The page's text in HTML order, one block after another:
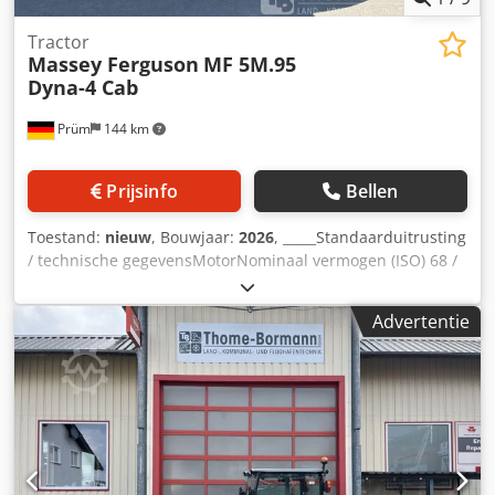
Prüm 144 km
Tractor
Massey Ferguson MF 5M.95
Dyna-4 Cab
Prijsinfo Bellen
Toestand: nieuw, Bouwjaar: 2026, _____Standaarduitrusting
/ technische gegevensMotorNominaal vermogen (ISO) 68 /
90 kW / pk bij 2200 tpmMaximaal vermogen 71 / 95 kW / pk
bij 2000 tpmMaximaal koppel 405 Nm bij 1500
tpmFabrikant / type: Agco Power / AP 44MBTN-D5Schone
motor, 4 cilinders / 4,4 l, 4 kleppen, STAGE 5Geregelde
турбонаддув, SCR-katalysatorDOC-
dieseloxidatiekatalysatorSCR-roetdeeltjeskata
lysatorMotorkap - in één stuk opklapbaarUitlaat aan de
rechterkant voor de cabineBrandstoftankinhoud 198 liter /
AdBlue 18 literVersnellingsbak / aftakas16/16-
Advertentie